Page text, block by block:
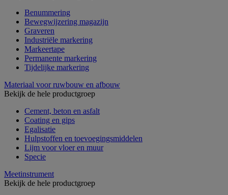
Benummering
Bewegwijzering magazijn
Graveren
Industriële markering
Markeertape
Permanente markering
Tijdelijke markering
Materiaal voor ruwbouw en afbouw
Bekijk de hele productgroep
Cement, beton en asfalt
Coating en gips
Egalisatie
Hulpstoffen en toevoegingsmiddelen
Lijm voor vloer en muur
Specie
Meetinstrument
Bekijk de hele productgroep